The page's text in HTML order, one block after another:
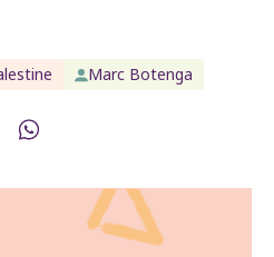
Marc Botenga